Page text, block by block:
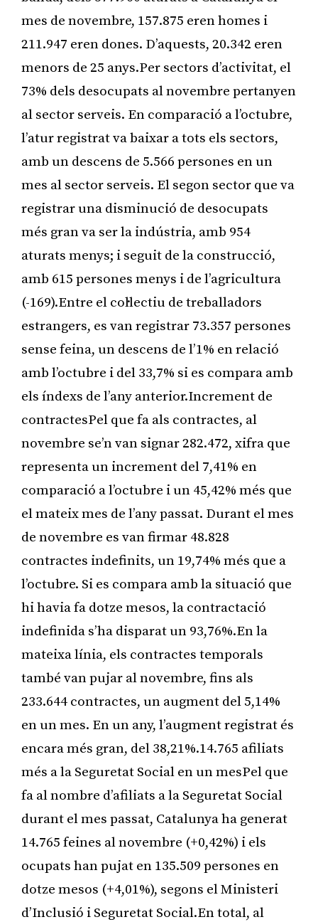
mes de novembre, 157.875 eren homes i
211.947 eren dones. D’aquests, 20.342 eren
menors de 25 anys.Per sectors d’activitat, el
73% dels desocupats al novembre pertanyen
al sector serveis. En comparació a l’octubre,
l’atur registrat va baixar a tots els sectors,
amb un descens de 5.566 persones en un
mes al sector serveis. El segon sector que va
registrar una disminució de desocupats
més gran va ser la indústria, amb 954
aturats menys; i seguit de la construcció,
amb 615 persones menys i de l’agricultura
(-169).Entre el col·lectiu de treballadors
estrangers, es van registrar 73.357 persones
sense feina, un descens de l’1% en relació
amb l’octubre i del 33,7% si es compara amb
els índexs de l’any anterior.Increment de
contractesPel que fa als contractes, al
novembre se’n van signar 282.472, xifra que
representa un increment del 7,41% en
comparació a l’octubre i un 45,42% més que
el mateix mes de l’any passat. Durant el mes
de novembre es van firmar 48.828
contractes indefinits, un 19,74% més que a
l’octubre. Si es compara amb la situació que
hi havia fa dotze mesos, la contractació
indefinida s’ha disparat un 93,76%.En la
mateixa línia, els contractes temporals
també van pujar al novembre, fins als
233.644 contractes, un augment del 5,14%
en un mes. En un any, l’augment registrat és
encara més gran, del 38,21%.14.765 afiliats
més a la Seguretat Social en un mesPel que
fa al nombre d’afiliats a la Seguretat Social
durant el mes passat, Catalunya ha generat
14.765 feines al novembre (+0,42%) i els
ocupats han pujat en 135.509 persones en
dotze mesos (+4,01%), segons el Ministeri
d’Inclusió i Seguretat Social.En total, al